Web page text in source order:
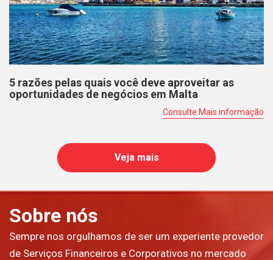
5 razões pelas quais você deve aproveitar as
oportunidades de negócios em Malta
Consulte Mais informação
Veja mais
Sobre nós
Sempre nos orgulhamos de ser um experiente provedor
de Serviços Financeiros e Corporativos no mercado